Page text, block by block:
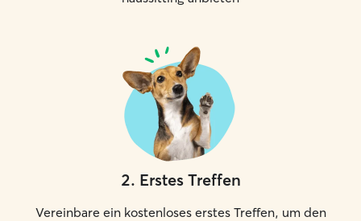
2. Erstes Treffen
Vereinbare ein kostenloses erstes Treffen, um den